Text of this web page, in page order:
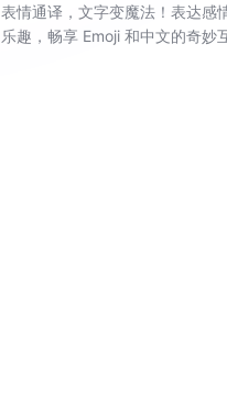
表情通译，文字变魔法！表达感
乐趣，畅享 Emoji 和中文的奇妙